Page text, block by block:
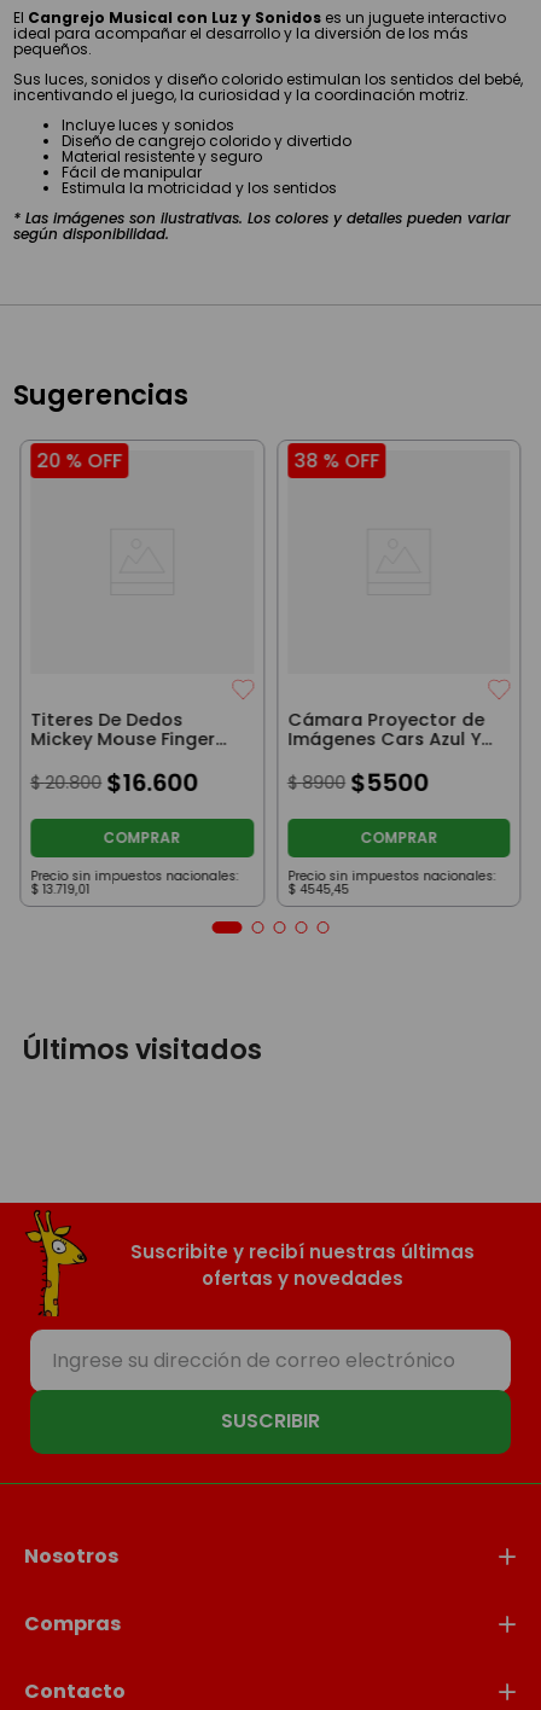
El Cangrejo Musical con Luz y Sonidos es un juguete interactivo
ideal para acompañar el desarrollo y la diversión de los más
pequeños.
Sus luces, sonidos y diseño colorido estimulan los sentidos del bebé,
incentivando el juego, la curiosidad y la coordinación motriz.
Incluye luces y sonidos
Diseño de cangrejo colorido y divertido
Material resistente y seguro
Fácil de manipular
Estimula la motricidad y los sentidos
* Las imágenes son ilustrativas. Los colores y detalles pueden variar
según disponibilidad.
Sugerencias
20 % OFF
Titeres De Dedos
Mickey Mouse Finger
Puppets
$ 20.800 $16.600
COMPRAR
Precio sin impuestos nacionales:
$ 13.719,01
38 % OFF
Cámara Proyector de
Imágenes Cars Azul Y
Amarillo Con Luz Ditoys
$ 8900 $5500
COMPRAR
Precio sin impuestos nacionales:
$ 4545,45
Últimos visitados
Suscribite y recibí nuestras últimas
ofertas y novedades
SUSCRIBIR
Nosotros
Compras
Contacto